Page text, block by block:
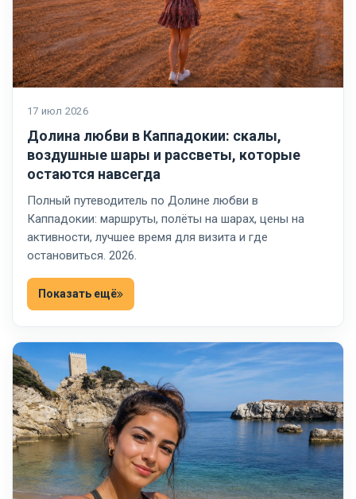
17 июл 2026
Долина любви в Каппадокии: скалы,
воздушные шары и рассветы, которые
остаются навсегда
Полный путеводитель по Долине любви в
Каппадокии: маршруты, полёты на шарах, цены на
активности, лучшее время для визита и где
остановиться. 2026.
Показать ещё